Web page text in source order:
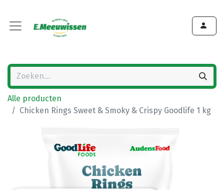
Alle producten
Chicken Rings Sweet & Smoky & Crispy Goodlife 1 kg